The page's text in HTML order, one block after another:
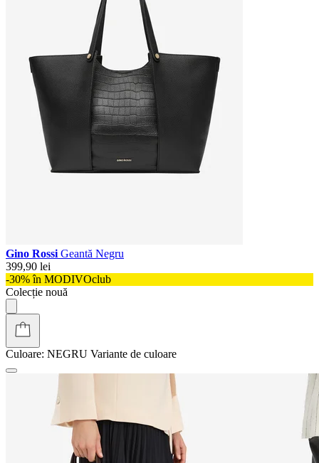
Gino Rossi Geantă Negru
399,90 lei
-30% în MODIVOclub
Colecție nouă
Culoare: NEGRU Variante de culoare